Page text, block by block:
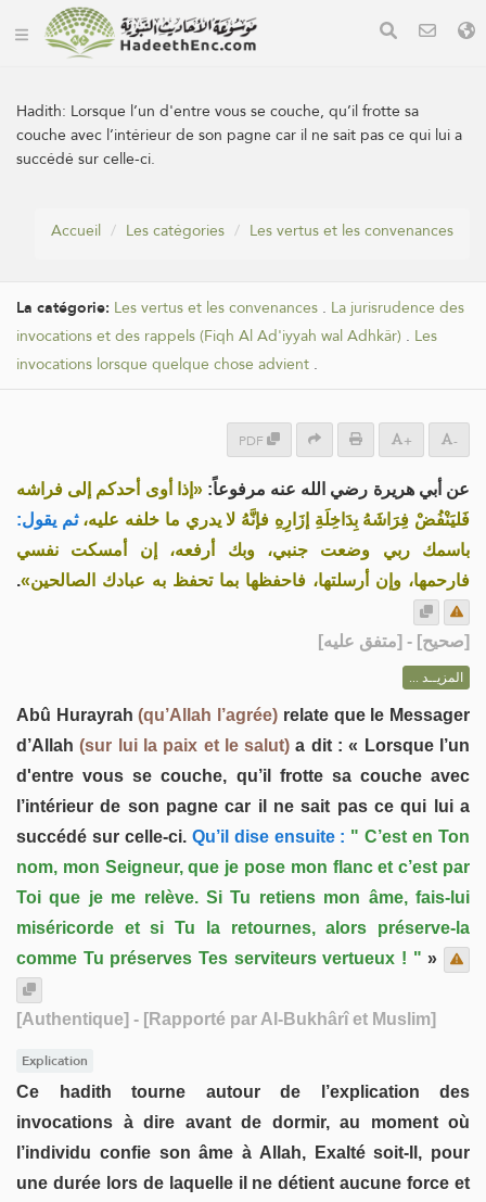
Hadith: Lorsque l’un d'entre vous se couche, qu’il frotte sa
couche avec l’intérieur de son pagne car il ne sait pas ce qui lui a
succédé sur celle-ci.
Accueil Les catégories Les vertus et les convenances
La catégorie: Les vertus et les convenances . La jurisrudence des
invocations et des rappels (Fiqh Al Ad'iyyah wal Adhkâr) . Les
invocations lorsque quelque chose advient .
PDF + -
عن أبي هريرة رضي الله عنه مرفوعاً:«إذا أوى أحدكم إلى فراشه
فَليَنْفُضْ فِرَاشَهُ بِدَاخِلَةِ إزَارِهِ فإنَّهُ لا يدري ما خلفه عليه، ثم يقول:
باسمك ربي وضعت جنبي، وبك أرفعه، إن أمسكت نفسي
فارحمها، وإن أرسلتها، فاحفظها بما تحفظ به عبادك الصالحين».
[صحيح] - [متفق عليه]
المزيــد ...
Abû Hurayrah(qu’Allah l’agrée) relate que le Messager
d’Allah(sur lui la paix et le salut) a dit : « Lorsque l’un
d'entre vous se couche, qu’il frotte sa couche avec
l’intérieur de son pagne car il ne sait pas ce qui lui a
succédé sur celle-ci.Qu’il dise ensuite : " C’est en Ton
nom, mon Seigneur, que je pose mon flanc et c’est par
Toi que je me relève. Si Tu retiens mon âme, fais-lui
miséricorde et si Tu la retournes, alors préserve-la
comme Tu préserves Tes serviteurs vertueux ! " »
[Authentique] - [Rapporté par Al-Bukhârî et Muslim]
Explication
Ce hadith tourne autour de l’explication des
invocations à dire avant de dormir, au moment où
l’individu confie son âme à Allah, Exalté soit-Il, pour
une durée lors de laquelle il ne détient aucune force et